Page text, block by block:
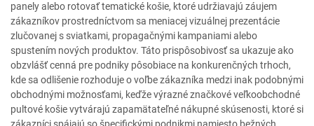
panely alebo rotovať tematické košie, ktoré udržiavajú záujem
zákazníkov prostredníctvom sa meniacej vizuálnej prezentácie
zlučovanej s sviatkami, propagačnými kampaniami alebo
spustením nových produktov. Táto prispôsobivosť sa ukazuje ako
obzvlášť cenná pre podniky pôsobiace na konkurenčných trhoch,
kde sa odlišenie rozhoduje o voľbe zákazníka medzi inak podobnými
obchodnými možnosťami, keďže výrazné značkové veľkoobchodné
pultové košie vytvárajú zapamätateľné nákupné skúsenosti, ktoré si